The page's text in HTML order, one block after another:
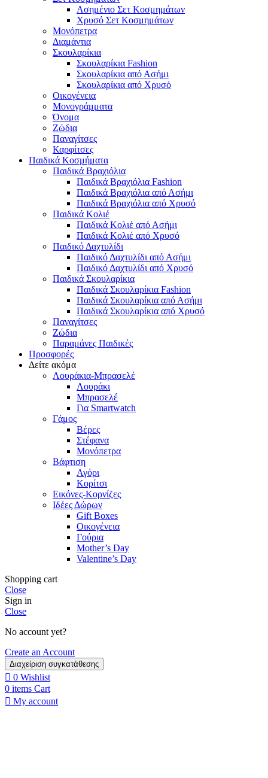
Ασημένιο Σετ Κοσμημάτων
Χρυσό Σετ Κοσμημάτων
Μονόπετρα
Διαμάντια
Σκουλαρίκια
Σκουλαρίκια Fashion
Σκουλαρίκια από Ασήμι
Σκουλαρίκια από Χρυσό
Οικογένεια
Μονογράμματα
Όνομα
Ζώδια
Παναγίτσες
Καρφίτσες
Παιδικά Κοσμήματα
Παιδικά Βραχιόλια
Παιδικά Βραχιόλια Fashion
Παιδικά Βραχιόλια από Ασήμι
Παιδικά Βραχιόλια από Χρυσό
Παιδικά Κολιέ
Παιδικά Κολιέ από Ασήμι
Παιδικά Κολιέ από Χρυσό
Παιδικό Δαχτυλίδι
Παιδικό Δαχτυλίδι από Ασήμι
Παιδικό Δαχτυλίδι από Χρυσό
Παιδικά Σκουλαρίκια
Παιδικά Σκουλαρίκια Fashion
Παιδικά Σκουλαρίκια από Ασήμι
Παιδικά Σκουλαρίκια από Χρυσό
Παναγίτσες
Ζώδια
Παραμάνες Παιδικές
Προσφορές
Δείτε ακόμα
Λουράκια-Μπρασελέ
Λουράκι
Μπρασελέ
Για Smartwatch
Γάμος
Βέρες
Στέφανα
Μονόπετρα
Βάφτιση
Αγόρι
Κορίτσι
Εικόνες-Κορνίζες
Ιδέες Δώρων
Gift Boxes
Οικογένεια
Γούρια
Mother’s Day
Valentine’s Day
Shopping cart
Close
Sign in
Close
No account yet?
Create an Account
Διαχείριση συγκατάθεσης
0 Wishlist
0 items Cart
My account